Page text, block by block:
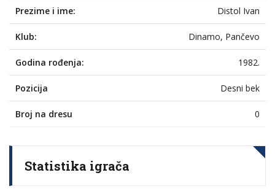
Prezime i ime: Distol Ivan
Klub: Dinamo, Pančevo
Godina rođenja: 1982.
Pozicija Desni bek
Broj na dresu 0
Statistika igrača